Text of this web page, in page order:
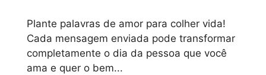
Plante palavras de amor para colher vida!
Cada mensagem enviada pode transformar
completamente o dia da pessoa que você
ama e quer o bem...